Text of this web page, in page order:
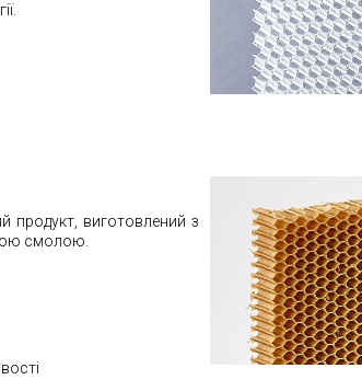
.
продукт, виготовлений з
смолою